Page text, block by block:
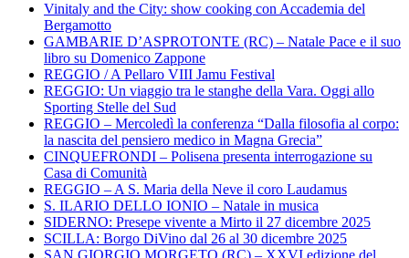
Vinitaly and the City: show cooking con Accademia del
Bergamotto
GAMBARIE D’ASPROTONTE (RC) – Natale Pace e il suo
libro su Domenico Zappone
REGGIO / A Pellaro VIII Jamu Festival
REGGIO: Un viaggio tra le stanghe della Vara. Oggi allo
Sporting Stelle del Sud
REGGIO – Mercoledì la conferenza “Dalla filosofia al corpo:
la nascita del pensiero medico in Magna Grecia”
CINQUEFRONDI – Polisena presenta interrogazione su
Casa di Comunità
REGGIO – A S. Maria della Neve il coro Laudamus
S. ILARIO DELLO IONIO – Natale in musica
SIDERNO: Presepe vivente a Mirto il 27 dicembre 2025
SCILLA: Borgo DiVino dal 26 al 30 dicembre 2025